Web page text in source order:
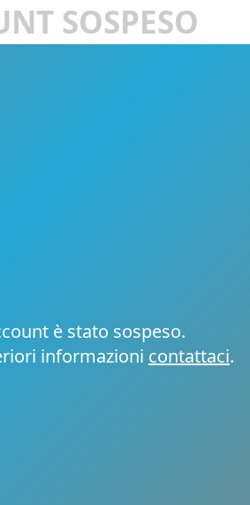
SOSPESO
è stato sospeso.
informazioni contattaci.